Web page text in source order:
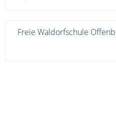
Freie Waldorfschule